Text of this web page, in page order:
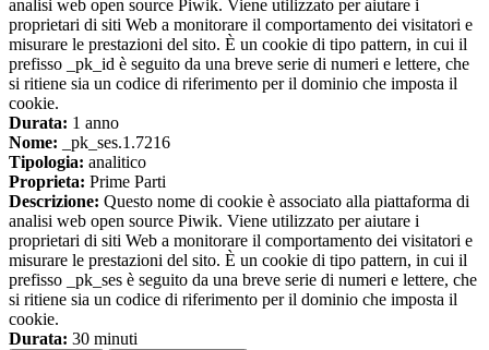
analisi web open source Piwik. Viene utilizzato per aiutare i
proprietari di siti Web a monitorare il comportamento dei visitatori e
misurare le prestazioni del sito. È un cookie di tipo pattern, in cui il
prefisso _pk_id è seguito da una breve serie di numeri e lettere, che
si ritiene sia un codice di riferimento per il dominio che imposta il
cookie.
Durata: 1 anno
Nome: _pk_ses.1.7216
Tipologia: analitico
Proprieta: Prime Parti
Descrizione: Questo nome di cookie è associato alla piattaforma di
analisi web open source Piwik. Viene utilizzato per aiutare i
proprietari di siti Web a monitorare il comportamento dei visitatori e
misurare le prestazioni del sito. È un cookie di tipo pattern, in cui il
prefisso _pk_ses è seguito da una breve serie di numeri e lettere, che
si ritiene sia un codice di riferimento per il dominio che imposta il
cookie.
Durata: 30 minuti